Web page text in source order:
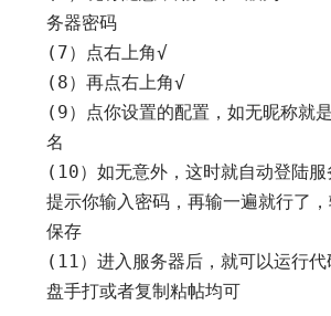
务器密码
( 7）点右上角√
( 8）再点右上角√
( 9）点你设置的配置，如无昵称就
名
( 10）如无意外，这时就自动登陆
提示你输入密码，再输一遍就行了
保存
( 11）进入服务器后，就可以运行
盘手打或者复制粘帖均可